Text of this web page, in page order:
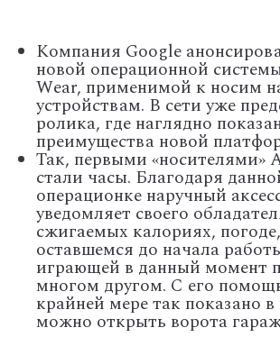
Компания Google
новой операционной
Wear, применимой к носим
устройствам. В сети уже
ролика, где наглядно
преимущества новой
Так, первыми «носителями»
стали часы. Благодаря
операционке наручный
уведомляет своего
сжигаемых калориях,
оставшемся до начала
играющей в данный момент
многом другом. С его
крайней мере так показано
можно открыть ворота